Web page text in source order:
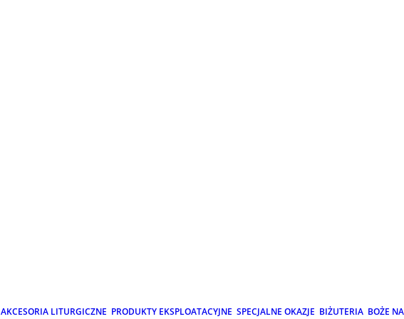
AKCESORIA LITURGICZNE PRODUKTY EKSPLOATACYJNE SPECJALNE OKAZJE BIŻUTERIA BOŻE